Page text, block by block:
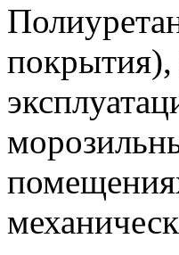
покрытия),